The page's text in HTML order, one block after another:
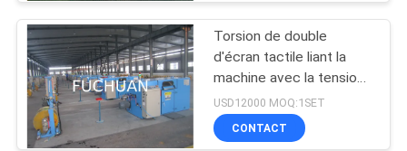
machine extrudeuse
Torsion de double
d'écran tactile liant la
machine avec la tension
constante
USD12000 MOQ:1SET
CONTACT